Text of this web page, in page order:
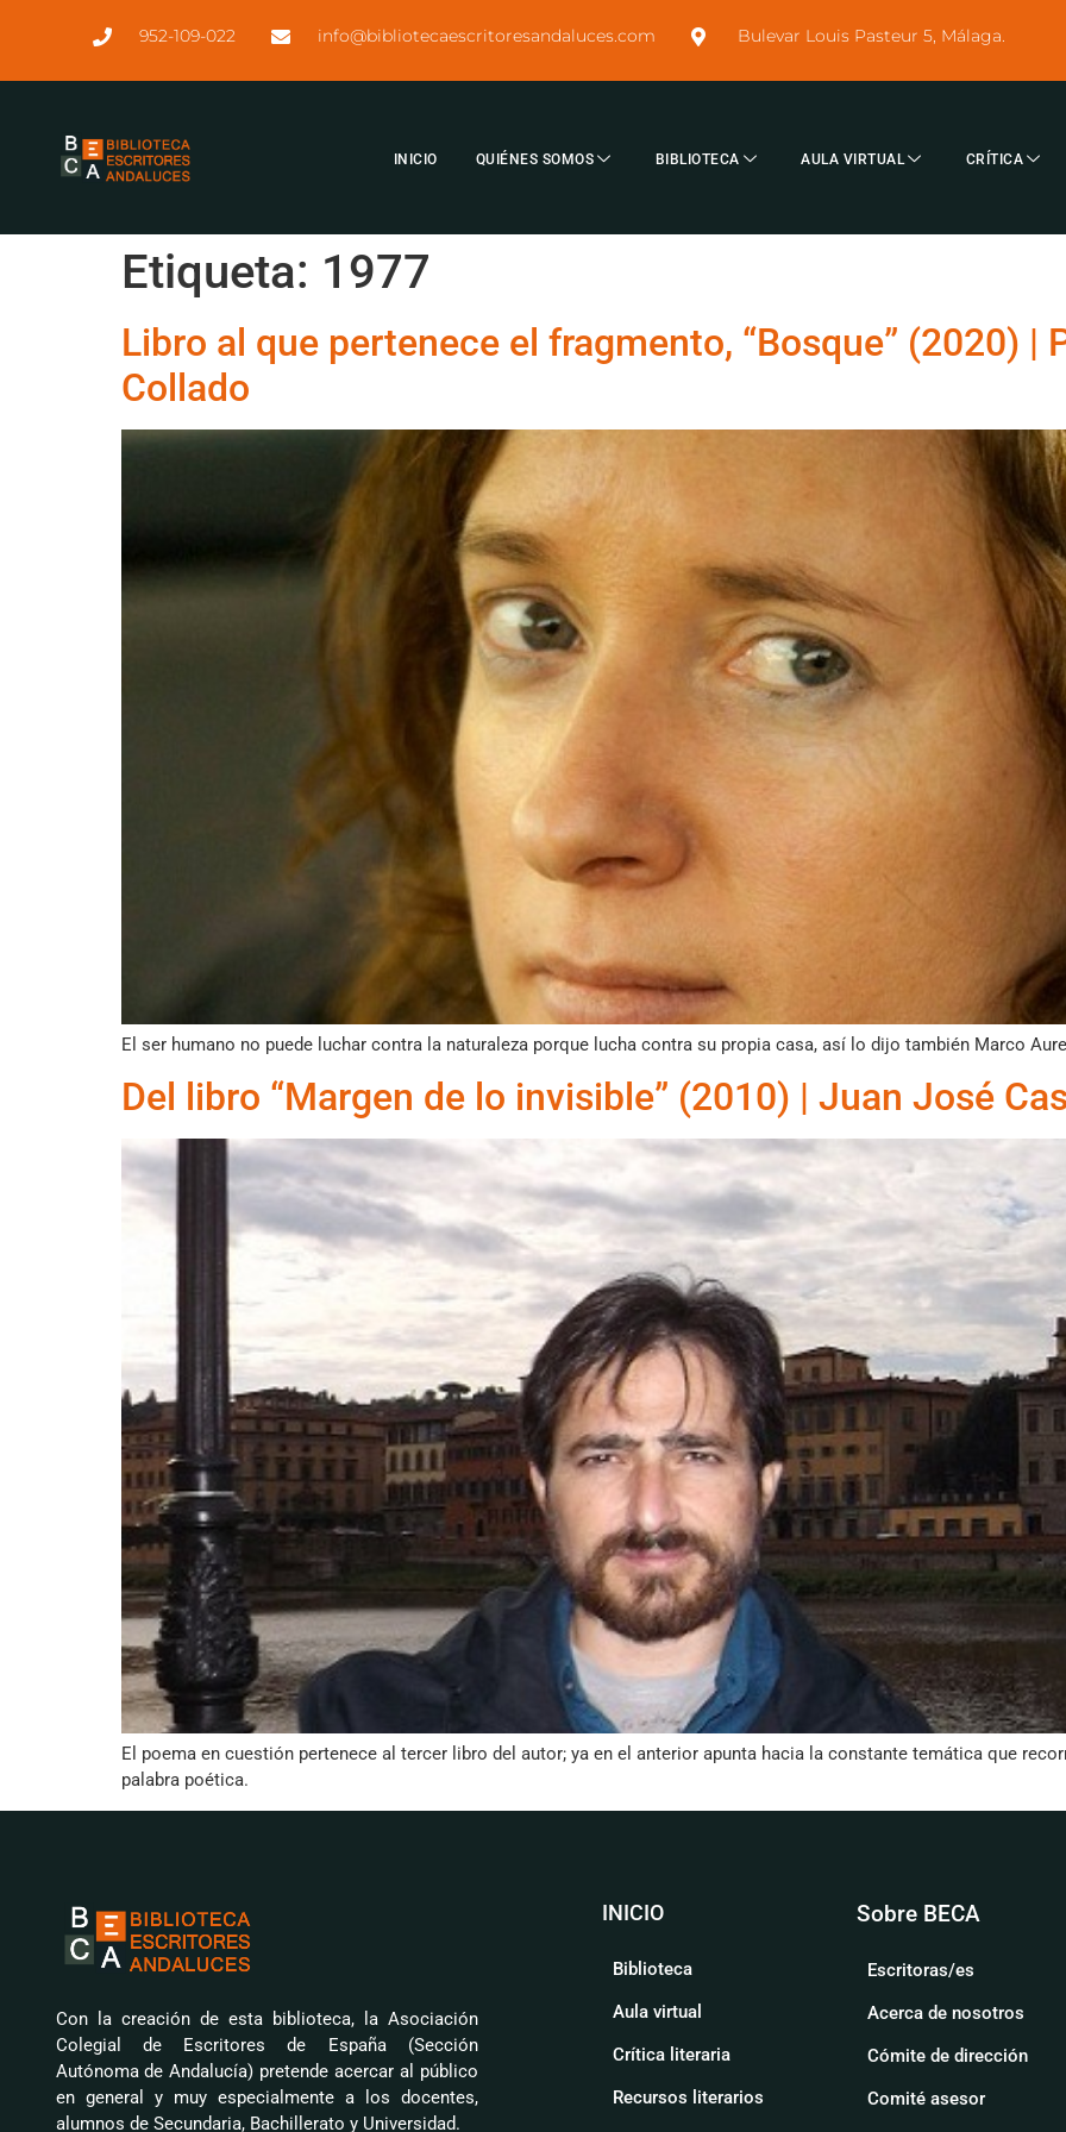
952-109-022 info@bibliotecaescritoresandaluces.com Bulevar Louis Pasteur 5, Málaga.
INICIO QUIÉNES SOMOS BIBLIOTECA AULA VIRTUAL CRÍTICA
Etiqueta: 1977
Libro al que pertenece el fragmento, “Bosque” (2020) |
Collado
El ser humano no puede luchar contra la naturaleza porque lucha contra su propia casa, así lo dijo también Marco
Del libro “Margen de lo invisible” (2010) | Juan José
El poema en cuestión pertenece al tercer libro del autor; ya en el anterior apunta hacia la constante temática que
palabra poética.
Con la creación de esta biblioteca, la Asociación
Colegial de Escritores de España (Sección
Autónoma de Andalucía) pretende acercar al público
en general y muy especialmente a los docentes,
alumnos de Secundaria, Bachillerato y Universidad.
INICIO
Biblioteca
Aula virtual
Crítica literaria
Recursos literarios
Sobre BECA
Escritoras/es
Acerca de nosotros
Cómite de dirección
Comité asesor